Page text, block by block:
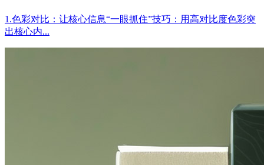
1.色彩对比：让核心信息“一眼抓住”技巧：用高对比度色彩突
出核心内...